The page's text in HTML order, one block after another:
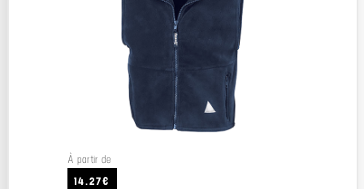
À partir de
14.27€